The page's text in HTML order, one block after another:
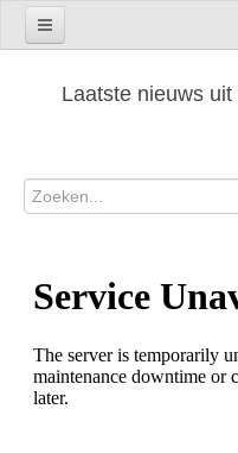
Laatste nieuws